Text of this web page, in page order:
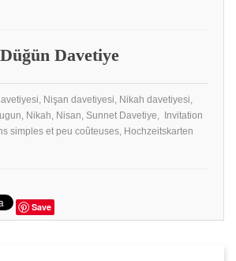
Düğün Davetiye
Nişan davetiyesi, Nikah davetiyesi,
Nikah, Nisan, Sunnet Davetiye, Invitation
simples et peu coûteuses, Hochzeitskarten
Save